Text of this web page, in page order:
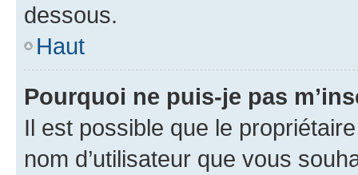
dessous.
Haut
Pourquoi ne puis-je pas
Il est possible que le
nom d’utilisateur que vous